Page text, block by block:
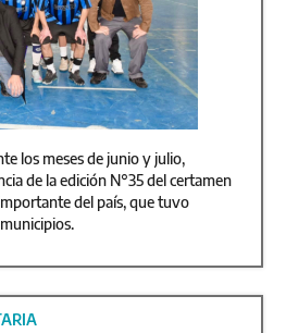
los meses de junio y julio,
de la edición N°35 del certamen
del país, que tuvo